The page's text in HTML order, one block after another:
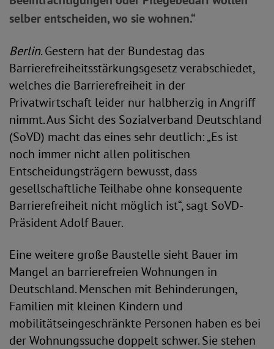
selber entscheiden, wo sie wohnen.“
Berlin. Gestern hat der Bundestag das
Barrierefreiheitsstärkungsgesetz verabschiedet,
welches die Barrierefreiheit in der
Privatwirtschaft leider nur halbherzig in Angriff
nimmt. Aus Sicht des Sozialverband Deutschland
(SoVD) macht das eines sehr deutlich: „Es ist
noch immer nicht allen politischen
Entscheidungsträgern bewusst, dass
gesellschaftliche Teilhabe ohne konsequente
Barrierefreiheit nicht möglich ist“, sagt SoVD-
Präsident Adolf Bauer.
Eine weitere große Baustelle sieht Bauer im
Mangel an barrierefreien Wohnungen in
Deutschland. Menschen mit Behinderungen,
Familien mit kleinen Kindern und
mobilitätseingeschränkte Personen haben es bei
der Wohnungssuche doppelt schwer. Sie stehen